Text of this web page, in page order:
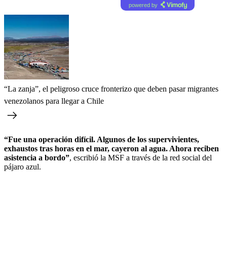
powered by
“La zanja”, el peligroso cruce fronterizo que deben pasar migrantes
venezolanos para llegar a Chile
“Fue una operación difícil. Algunos de los supervivientes,
exhaustos tras horas en el mar, cayeron al agua. Ahora reciben
asistencia a bordo”, escribió la MSF a través de la red social del
pájaro azul.